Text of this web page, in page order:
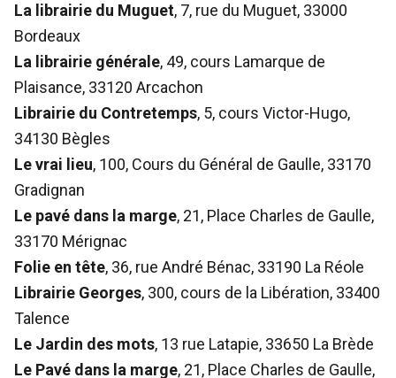
La librairie du Muguet, 7, rue du Muguet, 33000
Bordeaux
La librairie générale, 49, cours Lamarque de
Plaisance, 33120 Arcachon
Librairie du Contretemps, 5, cours Victor-Hugo,
34130 Bègles
Le vrai lieu, 100, Cours du Général de Gaulle, 33170
Gradignan
Le pavé dans la marge, 21, Place Charles de Gaulle,
33170 Mérignac
Folie en tête, 36, rue André Bénac, 33190 La Réole
Librairie Georges, 300, cours de la Libération, 33400
Talence
Le Jardin des mots, 13 rue Latapie, 33650 La Brède
Le Pavé dans la marge, 21, Place Charles de Gaulle,